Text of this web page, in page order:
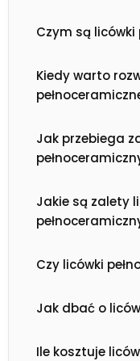
Czym są licówki
Kiedy warto
Jak przebiega
Jakie są zalety
Czy licówki
Jak dbać o
Ile kosztuje